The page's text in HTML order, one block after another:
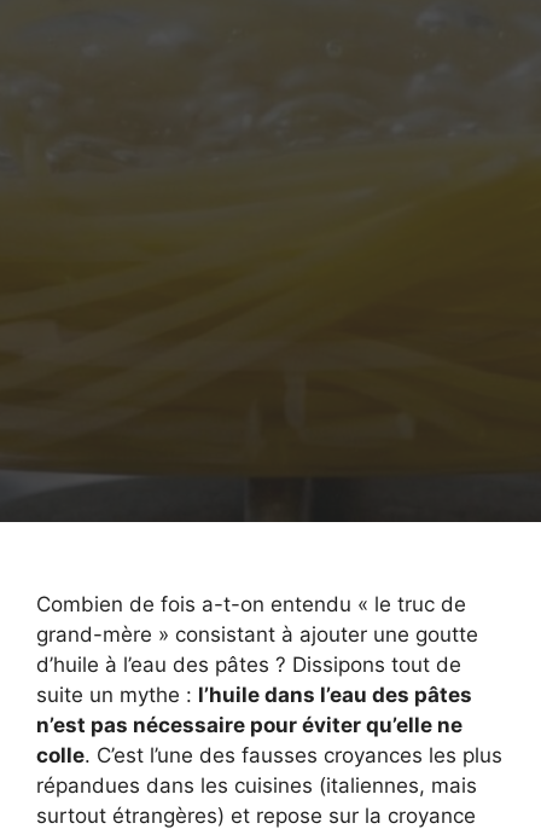
Combien de fois a-t-on entendu « le truc de
grand-mère » consistant à ajouter une goutte
d’huile à l’eau des pâtes ? Dissipons tout de
suite un mythe : l’huile dans l’eau des pâtes
n’est pas nécessaire pour éviter qu’elle ne
colle. C’est l’une des fausses croyances les plus
répandues dans les cuisines (italiennes, mais
surtout étrangères) et repose sur la croyance